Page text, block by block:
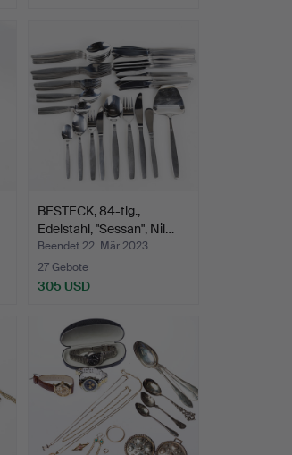
BESTECK, 84-tlg.,
Edelstahl, "Sessan", Nil…
Beendet 22. Mär 2023
27 Gebote
305 USD